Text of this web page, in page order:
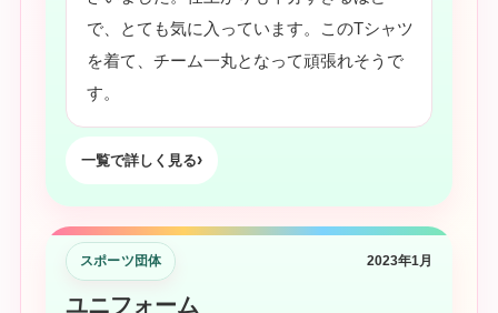
で、とても気に入っています。このTシャツ
を着て、チーム一丸となって頑張れそうで
す。
一覧で詳しく見る
スポーツ団体 2023年1月
ユニフォーム